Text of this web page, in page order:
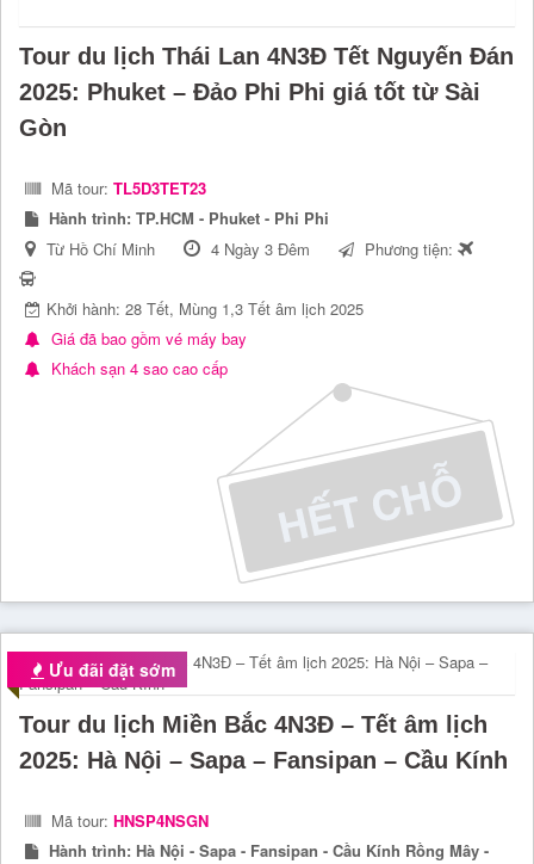
Tour du lịch Thái Lan 4N3Đ Tết Nguyến Đán
2025: Phuket – Đảo Phi Phi giá tốt từ Sài
Gòn
Mã tour: TL5D3TET23
Hành trình: TP.HCM - Phuket - Phi Phi
Từ Hồ Chí Minh
4 Ngày 3 Đêm Phương tiện:
Khởi hành: 28 Tết, Mùng 1,3 Tết âm lịch 2025
Giá đã bao gồm vé máy bay
Khách sạn 4 sao cao cấp
Ưu đãi đặt sớm
Tour du lịch Miền Bắc 4N3Đ – Tết âm lịch
2025: Hà Nội – Sapa – Fansipan – Cầu Kính
Mã tour: HNSP4NSGN
Hành trình: Hà Nội - Sapa - Fansipan - Cầu Kính Rồng Mây -